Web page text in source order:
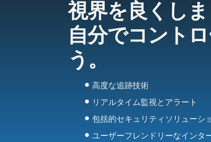
視界を良くしま
自分でコント
う。
高度な追跡技術
リアルタイム監視とアラート
包括的セキュリティソリューシ
ユーザーフレンドリーなインタ